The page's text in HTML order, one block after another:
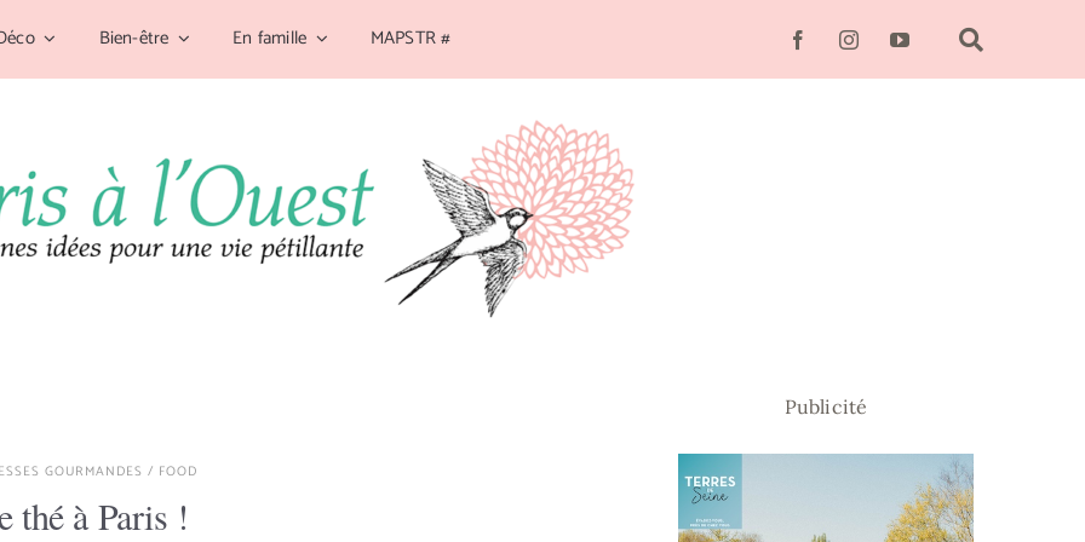
Bien-être En famille MAPSTR #
GOURMANDES / FOOD
thé à Paris !
Publicité